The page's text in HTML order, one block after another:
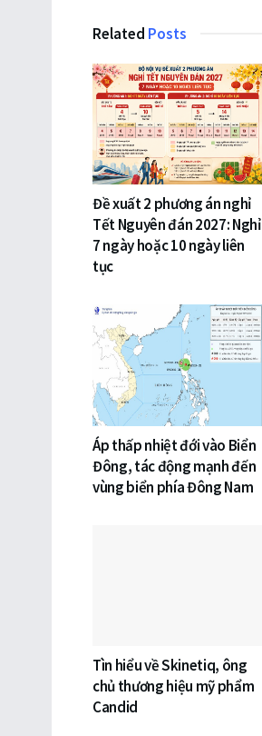
Related Posts
Đề xuất 2 phương án nghỉ
Tết Nguyên đán 2027: Nghỉ
7 ngày hoặc 10 ngày liên
tục
Áp thấp nhiệt đới vào Biển
Đông, tác động mạnh đến
vùng biển phía Đông Nam
Tìn hiểu về Skinetiq, ông
chủ thương hiệu mỹ phẩm
Candid